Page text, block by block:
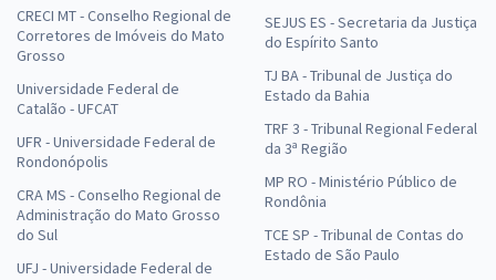
CRECI MT - Conselho Regional de
Corretores de Imóveis do Mato
Grosso
Universidade Federal de
Catalão - UFCAT
UFR - Universidade Federal de
Rondonópolis
CRA MS - Conselho Regional de
Administração do Mato Grosso
do Sul
UFJ - Universidade Federal de
SEJUS ES - Secretaria da Justiça
do Espírito Santo
TJ BA - Tribunal de Justiça do
Estado da Bahia
TRF 3 - Tribunal Regional Federal
da 3ª Região
MP RO - Ministério Público de
Rondônia
TCE SP - Tribunal de Contas do
Estado de São Paulo